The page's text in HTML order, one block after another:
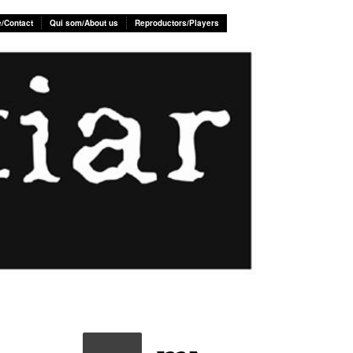
Contact Qui som/About us Reproductors/Players